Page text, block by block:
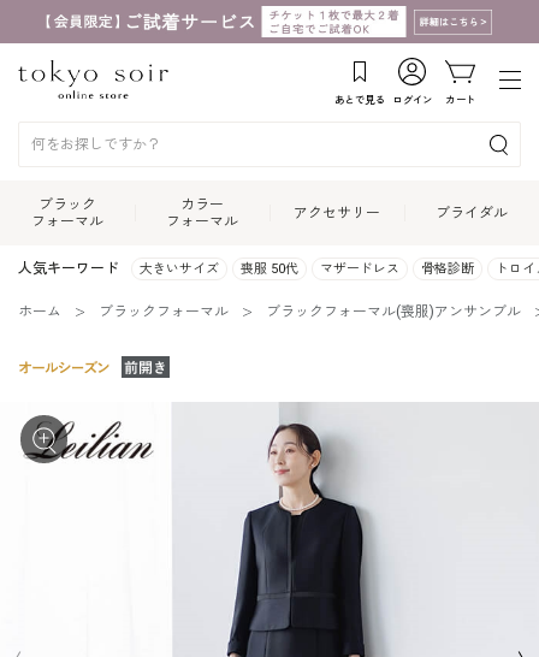
あとで見る ログイン カート
ブラック
フォーマル
カラー
フォーマル
アクセサリー ブライダル
人気キーワード 大きいサイズ 喪服 50代 マザードレス 骨格診断 トロ
ホーム ブラックフォーマル ブラックフォーマル(喪服)アンサンブル